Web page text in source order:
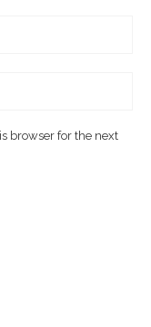
browser for the next